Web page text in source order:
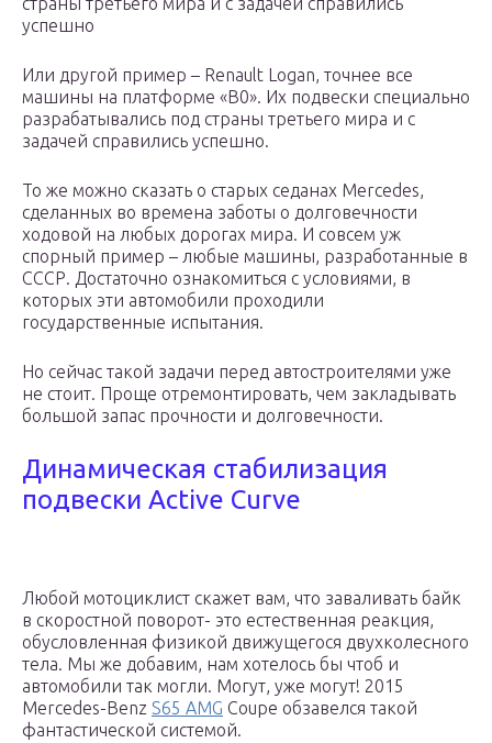
успешно
Или другой пример – Renault Logan, точнее все
машины на платформе «B0». Их подвески специально
разрабатывались под страны третьего мира и с
задачей справились успешно.
То же можно сказать о старых седанах Mercedes,
сделанных во времена заботы о долговечности
ходовой на любых дорогах мира. И совсем уж
спорный пример – любые машины, разработанные в
СССР. Достаточно ознакомиться с условиями, в
которых эти автомобили проходили
государственные испытания.
Но сейчас такой задачи перед автостроителями уже
не стоит. Проще отремонтировать, чем закладывать
большой запас прочности и долговечности.
Динамическая стабилизация
подвески Active Curve
Любой мотоциклист скажет вам, что заваливать байк
в скоростной поворот- это естественная реакция,
обусловленная физикой движущегося двухколесного
тела. Мы же добавим, нам хотелось бы чтоб и
автомобили так могли. Могут, уже могут! 2015
Mercedes-Benz S65 AMG Coupe обзавелся такой
фантастической системой.